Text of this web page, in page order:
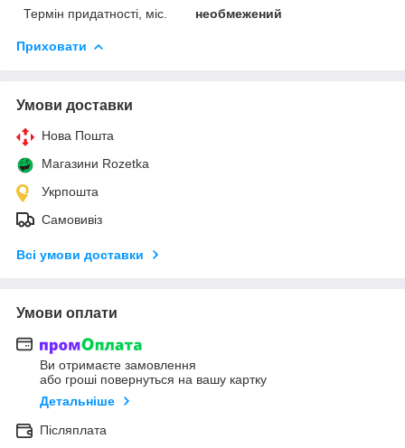
Термін придатності, міс. необмежений
Приховати
Умови доставки
Нова Пошта
Магазини Rozetka
Укрпошта
Самовивіз
Всі умови доставки
Умови оплати
Ви отримаєте замовлення
або гроші повернуться на вашу картку
Детальніше
Післяплата